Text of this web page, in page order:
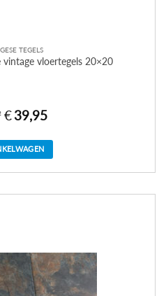
TEGELS
vintage vloertegels 20×20
€39,95